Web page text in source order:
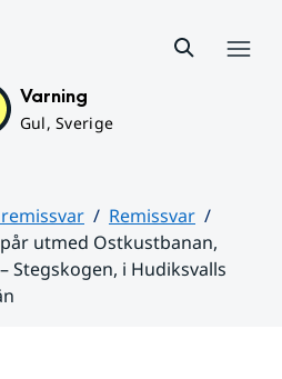
Varning
Gul, Sverige
Remissvar
utmed Ostkustbanan,
Stegskogen, i Hudiksvalls